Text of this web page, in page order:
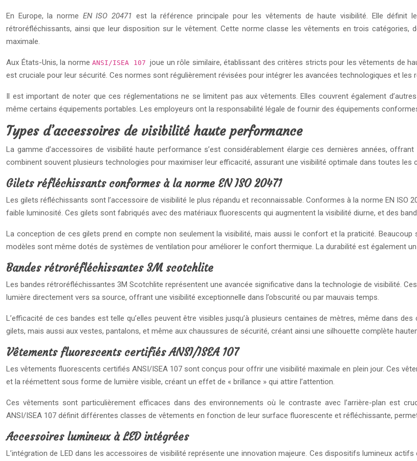
En Europe, la norme EN ISO 20471 est la référence principale pour les vêtements de haute visibilité. Elle
rétroréfléchissants, ainsi que leur disposition sur le vêtement. Cette norme classe les vêtements en trois
maximale.
Aux États-Unis, la normeANSI/ISEA 107joue un rôle similaire, établissant des critères stricts pour les vêtements de
est cruciale pour leur sécurité. Ces normes sont régulièrement révisées pour intégrer les avancées technologiques et les
Il est important de noter que ces réglementations ne se limitent pas aux vêtements. Elles couvrent également
même certains équipements portables. Les employeurs ont la responsabilité légale de fournir des équipements
Types d’accessoires de visibilité haute performance
La gamme d’accessoires de visibilité haute performance s’est considérablement élargie ces dernières années,
combinent souvent plusieurs technologies pour maximiser leur efficacité, assurant une visibilité optimale dans toutes les
Gilets réfléchissants conformes à la norme EN ISO 20471
Les gilets réfléchissants sont l’accessoire de visibilité le plus répandu et reconnaissable. Conformes à la norme EN
faible luminosité. Ces gilets sont fabriqués avec des matériaux fluorescents qui augmentent la visibilité diurne, et des
La conception de ces gilets prend en compte non seulement la visibilité, mais aussi le confort et la praticité.
modèles sont même dotés de systèmes de ventilation pour améliorer le confort thermique. La durabilité est également
Bandes rétroréfléchissantes 3M scotchlite
Les bandes rétroréfléchissantes 3M Scotchlite représentent une avancée significative dans la technologie de visibilité.
lumière directement vers sa source, offrant une visibilité exceptionnelle dans l’obscurité ou par mauvais temps.
L’efficacité de ces bandes est telle qu’elles peuvent être visibles jusqu’à plusieurs centaines de mètres, même dans
gilets, mais aussi aux vestes, pantalons, et même aux chaussures de sécurité, créant ainsi une silhouette complète
Vêtements fluorescents certifiés ANSI/ISEA 107
Les vêtements fluorescents certifiés ANSI/ISEA 107 sont conçus pour offrir une visibilité maximale en plein jour. Ces
et la réémettent sous forme de lumière visible, créant un effet de « brillance » qui attire l’attention.
Ces vêtements sont particulièrement efficaces dans des environnements où le contraste avec l’arrière-plan est
ANSI/ISEA 107 définit différentes classes de vêtements en fonction de leur surface fluorescente et réfléchissante,
Accessoires lumineux à LED intégrées
L’intégration de LED dans les accessoires de visibilité représente une innovation majeure. Ces dispositifs lumineux